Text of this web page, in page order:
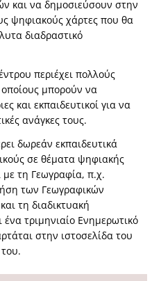
και να δημοσιεύσουν στην
ψηφιακούς χάρτες που θα
διαδραστικό
περιέχει πολλούς
μπορούν να
και εκπαιδευτικοί για να
ανάγκες τους.
δωρεάν εκπαιδευτικά
σε θέματα ψηφιακής
με τη Γεωγραφία, π.χ.
των Γεωγραφικών
τη διαδικτυακή
ένα τριμηνιαίο Ενημερωτικό
στην ιστοσελίδα του